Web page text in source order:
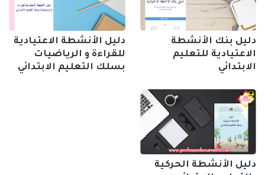
دليل بنك الأنشطة
الاعتيادية للتعليم
الابتدائي
دليل الأنشطة الاعتيادية
للقراءة و الرياضيات
بسلك التعليم الابتدائي
دليل الأنشطة الحركية